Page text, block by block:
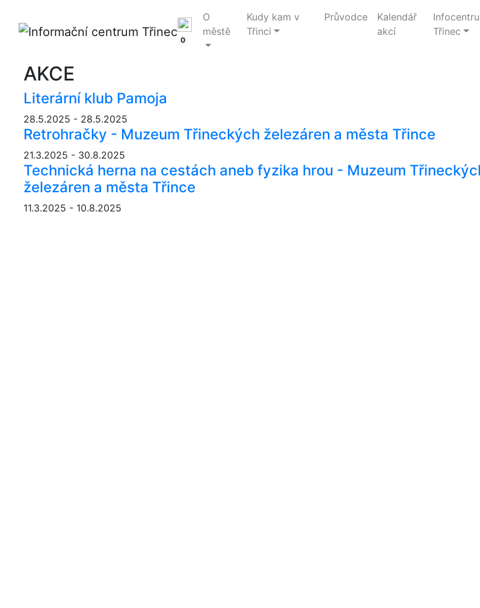
0
O
městě
Kudy kam v
Třinci
Průvodce
Kalendář
akcí
Třinec
AKCE
Literární klub Pamoja
28.5.2025 - 28.5.2025
Retrohračky - Muzeum Třineckých železáren a města Třince
21.3.2025 - 30.8.2025
Technická herna na cestách aneb fyzika hrou - Muzeum
železáren a města Třince
11.3.2025 - 10.8.2025